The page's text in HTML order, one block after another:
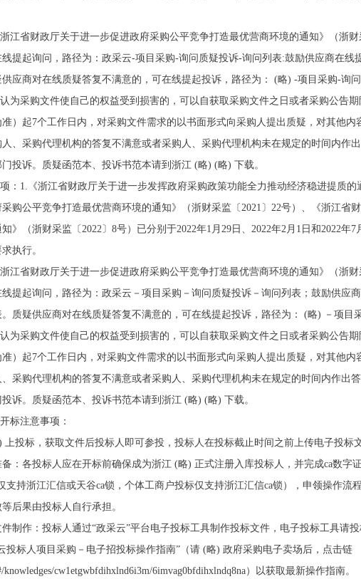
江省财政厅关于进一步促进政府采购公平竞争打造最优营商环境的通知》（浙
提起询问，路径为：政采云-项目采购-询问质疑投诉-询问列表:鼓励供应商在
应商对在线质疑答复不满意的，可在线提起投诉，路径为： (略) -项目采购-询问
为采购文件使自己的权益受到损害的，可以自获取采购文件之日或者采购公告
）起7个工作日内，对采购文件需求的以书面形式向采购人提出质疑，对其他
、采购代理机构的答复不满意或者采购人、采购代理机构未在规定的时间内作
投诉。质疑函范本、投诉书范本请到浙江 (略) (略) 下载。
：1.《浙江省财政厅关于进一步发挥政府采购政策功能全力推动经济稳进提质
购公平竞争打造最优营商环境的通知》（浙财采监〔2021〕22号）、《浙江省
》（浙财采监〔2022〕8号）已分别于2022年1月29日、2022年2月1日和2022
执行。
江省财政厅关于进一步促进政府采购公平竞争打造最优营商环境的通知》（浙
提起询问，路径为：政采云－项目采购－询问质疑投诉－询问列表；鼓励供应
。质疑供应商对在线质疑答复不满意的，可在线提起投诉，路径为： (略) －项目
为采购文件使自己的权益受到损害的，可以自获取采购文件之日或者采购公告
）起7个工作日内，对采购文件需求的以书面形式向采购人提出质疑，对其他
采购代理机构的答复不满意或者采购人、采购代理机构未在规定的时间内作出
诉。质疑函范本、投诉书范本请到浙江 (略) (略) 下载。
标注意事项：
投标，获取文件后投标人即可参投，投标人在投标截止时间之前上传电子投标
：各投标人应在开标前确保成为浙江 (略) 正式注册入库投标人，并完成ca数字
支持浙江汇信或天谷ca锁，个体工商户投标仅支持浙江汇信ca锁），申领操作
后果由投标人自行承担。
制作：投标人通过“政采云”平台电子投标工具制作投标文件，电子投标工具请
投标人项目采购－电子招投标操作指南”（请 (略) 政府采购电子卖场后，点击链
cw1etgwbfdihxlnd6i3m/6imvag0bfdihxlndq8na）以获取最新操作指南。